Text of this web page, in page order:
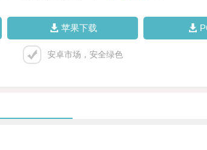
苹果下载
安卓市场，安全绿色